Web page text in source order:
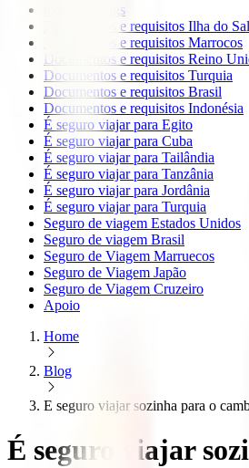
todos os blogs
Documentos e requisitos Ilha do Sal
Documentos e requisitos Marrocos
Documentos e requisitos Reino
Documentos e requisitos Turquia
Documentos e requisitos Brasil
Documentos e requisitos Indonésia
É seguro viajar para Egito
É seguro viajar para Cuba
É seguro viajar para Tailândia
É seguro viajar para Tanzânia
É seguro viajar para Jordânia
É seguro viajar para Turquia
Seguro de viagem Estados Unidos
Seguro de viagem Brasil
Seguro de Viagem Marruecos
Seguro de Viagem Japão
Seguro de Viagem Cruzeiro
Apoio
Home
Blog
E seguro viajar sozinha para o
É seguro viajar